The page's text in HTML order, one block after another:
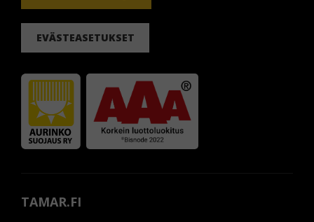
EVÄSTEASETUKSET
TAMAR.FI